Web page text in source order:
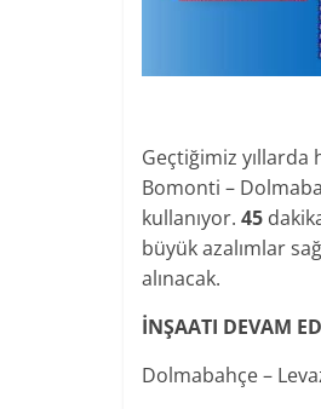
Geçtiğimiz yıllarda
Bomonti –
kullanıyor. 45
büyük azalımlar
alınacak.
İNŞAATI DEVAM